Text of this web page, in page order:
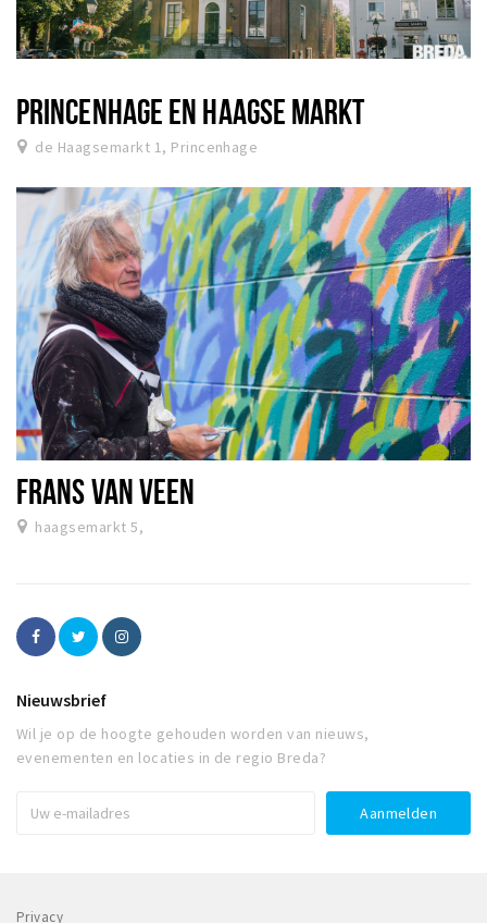
PRINCENHAGE EN HAAGSE MARKT
de Haagsemarkt 1, Princenhage
FRANS VAN VEEN
haagsemarkt 5,
Nieuwsbrief
Wil je op de hoogte gehouden worden van nieuws,
evenementen en locaties in de regio Breda?
Privacy